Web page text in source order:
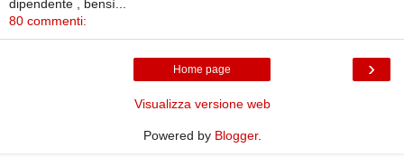
dipendente , bensì...
80 commenti:
›
Home page
Visualizza versione web
Powered by Blogger.